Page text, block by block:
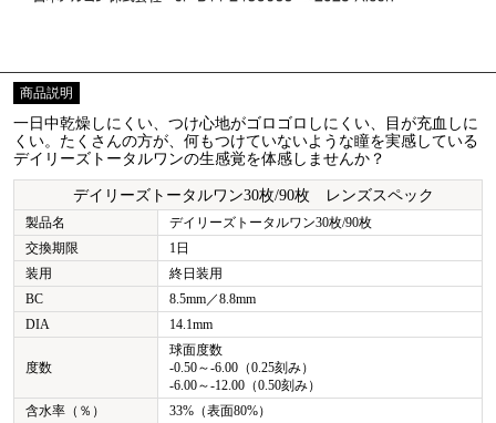
商品説明
一日中乾燥しにくい、つけ心地がゴロゴロしにくい、目が充血しに
くい。たくさんの方が、何もつけていないような瞳を実感している
デイリーズトータルワンの生感覚を体感しませんか？
デイリーズトータルワン30枚/90枚 レンズスペック
製品名
デイリーズトータルワン30枚/90枚
交換期限
1日
装用
終日装用
BC
8.5mm／8.8mm
DIA
14.1mm
度数
球面度数
-0.50～-6.00（0.25刻み）
-6.00～-12.00（0.50刻み）
含水率（％）
33%（表面80%）